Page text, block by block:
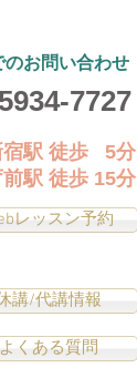
のお問い合わせ
7727
宿駅 徒歩 5分
駅 徒歩 15分
レッスン予約
講/代講情報
よくある質問